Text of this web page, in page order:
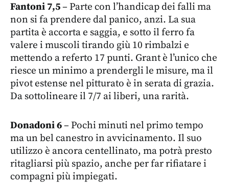
Fantoni 7,5– Parte con l’handicap dei falli ma
non si fa prendere dal panico, anzi. La sua
partita è accorta e saggia, e sotto il ferro fa
valere i muscoli tirando giù 10 rimbalzi e
mettendo a referto 17 punti. Grant è l’unico che
riesce un minimo a prendergli le misure, ma il
pivot estense nel pitturato è in serata di grazia.
Da sottolineare il 7/7 ai liberi, una rarità.
Donadoni 6– Pochi minuti nel primo tempo
ma un bel canestro in avvicinamento. Il suo
utilizzo è ancora centellinato, ma potrà presto
ritagliarsi più spazio, anche per far rifiatare i
compagni più impiegati.